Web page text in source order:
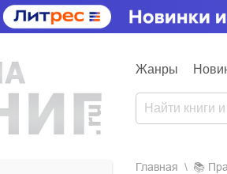
Жанры
Главная 📚